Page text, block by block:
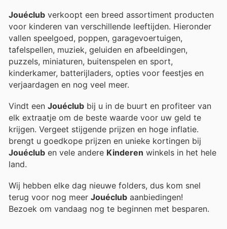
Jouéclub verkoopt een breed assortiment producten
voor kinderen van verschillende leeftijden. Hieronder
vallen speelgoed, poppen, garagevoertuigen,
tafelspellen, muziek, geluiden en afbeeldingen,
puzzels, miniaturen, buitenspelen en sport,
kinderkamer, batterijladers, opties voor feestjes en
verjaardagen en nog veel meer.
Vindt een Jouéclub bij u in de buurt en profiteer van
elk extraatje om de beste waarde voor uw geld te
krijgen. Vergeet stijgende prijzen en hoge inflatie.
brengt u goedkope prijzen en unieke kortingen bij
Jouéclub en vele andere Kinderen winkels in het hele
land.
Wij hebben elke dag nieuwe folders, dus kom snel
terug voor nog meer Jouéclub aanbiedingen!
Bezoek om vandaag nog te beginnen met besparen.